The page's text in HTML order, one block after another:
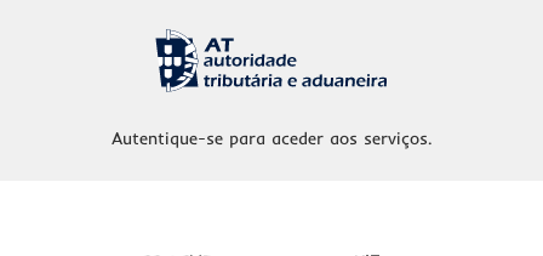
Autentique-se para aceder aos serviços.